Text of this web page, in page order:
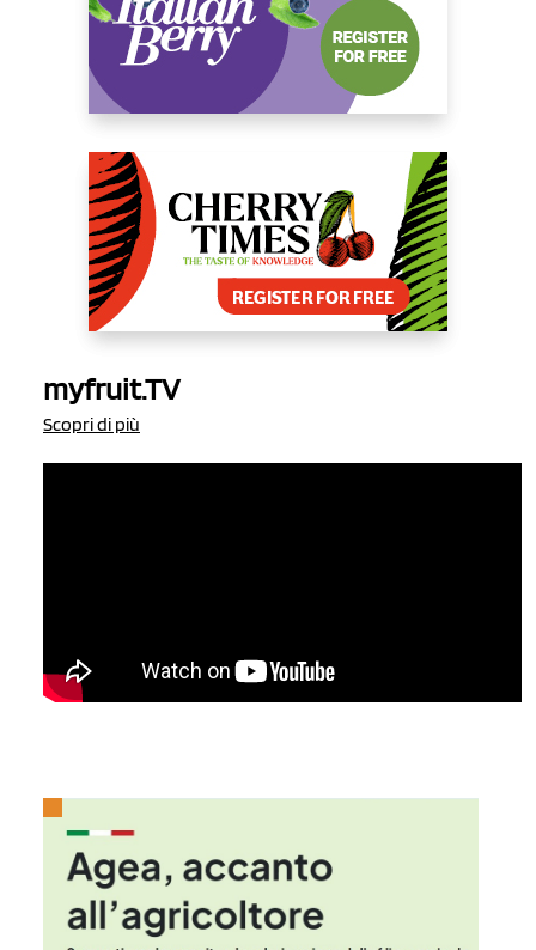
myfruit.TV
Scopri di più